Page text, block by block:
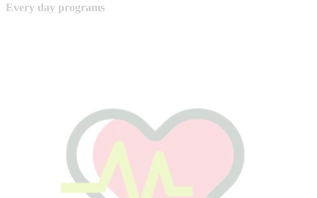
Every day programs